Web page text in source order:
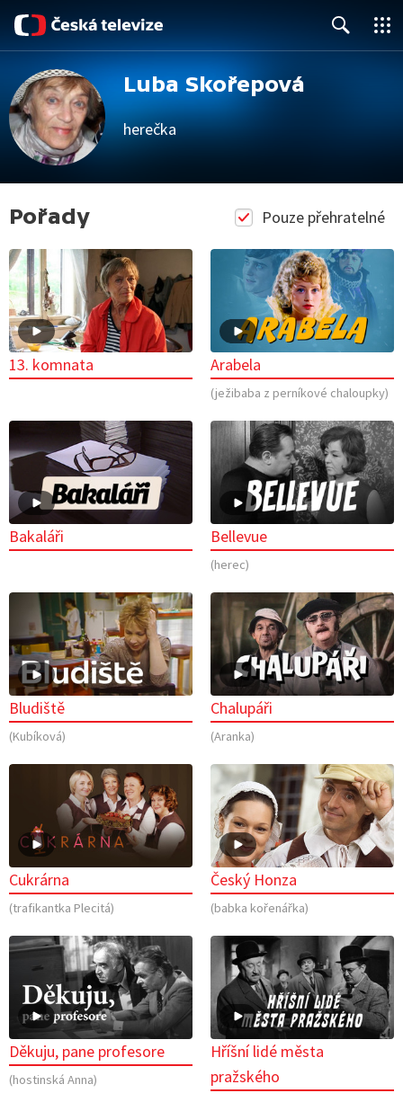
Luba Skořepová
herečka
Pouze přehratelné
Pořady
13. komnata Arabela
(ježibaba z perníkové chaloupky)
Bakaláři Bellevue
(herec)
Bludiště
(Kubíková)
Chalupáři
(Aranka)
Cukrárna
(trafikantka Plecitá)
Český Honza
(babka kořenářka)
Děkuju, pane profesore
(hostinská Anna)
Hříšní lidé města
pražského